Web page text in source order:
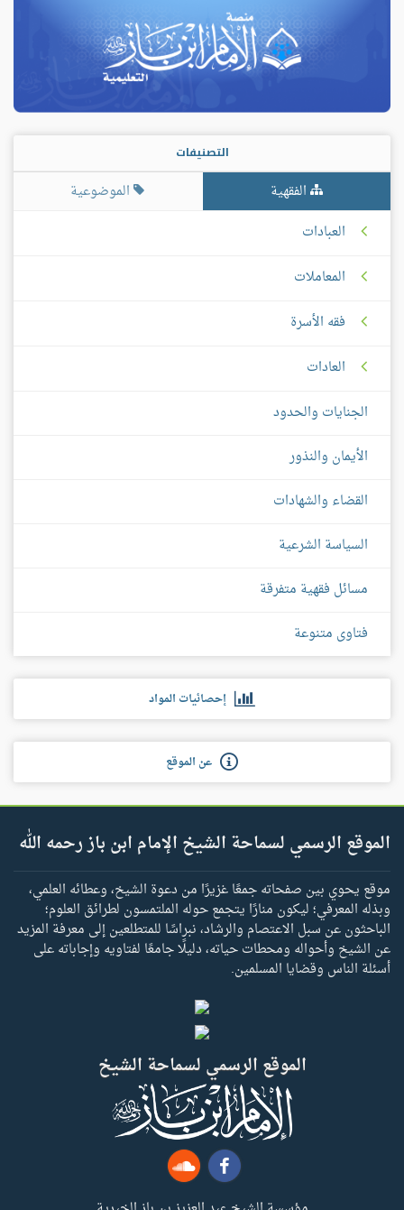
التصنيفات
الفقهية
الموضوعية
العبادات
المعاملات
فقه الأسرة
العادات
الجنايات والحدود
الأيمان والنذور
القضاء والشهادات
السياسة الشرعية
مسائل فقهية متفرقة
فتاوى متنوعة
إحصائيات المواد
عن الموقع
الموقع الرسمي لسماحة الشيخ الإمام ابن باز رحمه الله
موقع يحوي بين صفحاته جمعًا غزيرًا من دعوة الشيخ، وعطائه العلمي،
وبذله المعرفي؛ ليكون منارًا يتجمع حوله الملتمسون لطرائق العلوم؛
الباحثون عن سبل الاعتصام والرشاد، نبراسًا للمتطلعين إلى معرفة المزيد
عن الشيخ وأحواله ومحطات حياته، دليلًا جامعًا لفتاويه وإجاباته على
أسئلة الناس وقضايا المسلمين.
الموقع الرسمي لسماحة الشيخ